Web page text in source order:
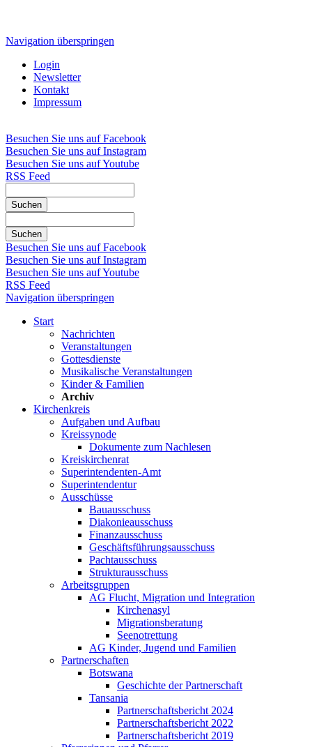
Navigation überspringen
Login
Newsletter
Kontakt
Impressum
Besuchen Sie uns auf Facebook
Besuchen Sie uns auf Instagram
Besuchen Sie uns auf Youtube
RSS Feed
Suchen
Suchen
Besuchen Sie uns auf Facebook
Besuchen Sie uns auf Instagram
Besuchen Sie uns auf Youtube
RSS Feed
Navigation überspringen
Start
Nachrichten
Veranstaltungen
Gottesdienste
Musikalische Veranstaltungen
Kinder & Familien
Archiv
Kirchenkreis
Aufgaben und Aufbau
Kreissynode
Dokumente zum Nachlesen
Kreiskirchenrat
Superintendenten-Amt
Superintendentur
Ausschüsse
Bauausschuss
Diakonieausschuss
Finanzausschuss
Geschäftsführungsausschuss
Pachtausschuss
Strukturausschuss
Arbeitsgruppen
AG Flucht, Migration und Integration
Kirchenasyl
Migrationsberatung
Seenotrettung
AG Kinder, Jugend und Familien
Partnerschaften
Botswana
Geschichte der Partnerschaft
Tansania
Partnerschaftsbericht 2024
Partnerschaftsbericht 2022
Partnerschaftsbericht 2019